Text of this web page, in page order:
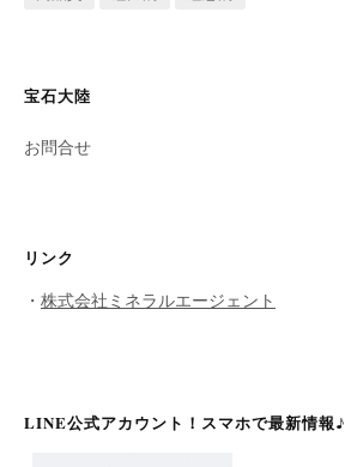
宝石大陸
お問合せ
リンク
・ 株式会社ミネラルエージェント
LINE公式アカウント！スマホで最新情報♪